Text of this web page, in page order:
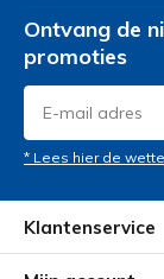
Ontvang de
promoties
* Lees hier de
Klantenservice